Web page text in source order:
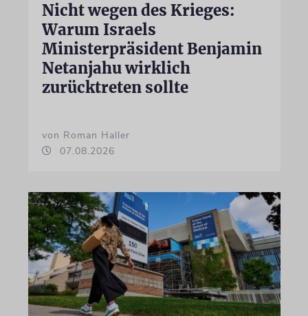
Nicht wegen des Krieges:
Warum Israels
Ministerpräsident Benjamin
Netanjahu wirklich
zurücktreten sollte
von Roman Haller
07.08.2026